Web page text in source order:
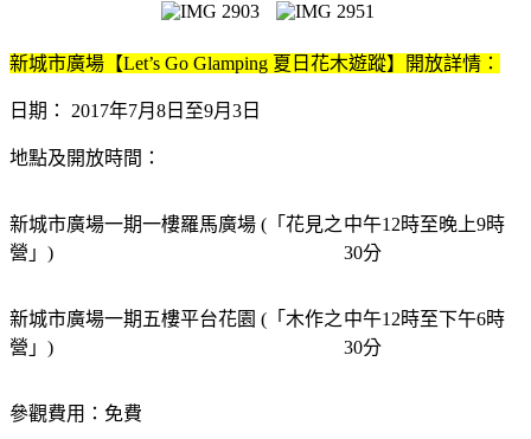
新城市廣場【Let’s Go Glamping 夏日花木遊蹤】開放詳情：
日期： 2017年7月8日至9月3日
地點及開放時間：
新城市廣場一期一樓羅馬廣場 (「花見之
營」)
中午12時至晚上9時
30分
新城市廣場一期五樓平台花園 (「木作之
營」)
中午12時至下午6時
30分
參觀費用：免費